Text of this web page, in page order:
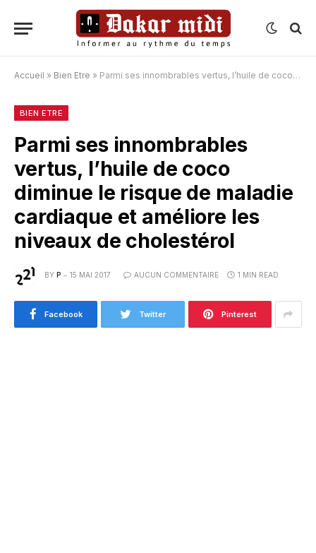
Accueil » Bien Etre » Parmi ses innombrables vertus, l’huile de coco diminue le risque de maladie cardiaque et améliore les niveaux de cholestérol
BIEN ETRE
Parmi ses innombrables
vertus, l’huile de coco
diminue le risque de maladie
cardiaque et améliore les
niveaux de cholestérol
BY P 15 MAI 2017 AUCUN COMMENTAIRE 1 MIN READ
Facebook Twitter Pinterest